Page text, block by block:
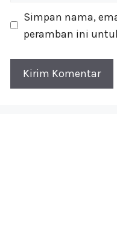
Simpan nama,
peramban ini